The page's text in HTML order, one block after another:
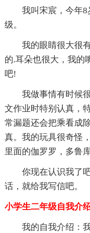
我叫宋宸，今年
级。
我的眼睛很大很
的.耳朵也很大，我的
吧!
我做事情有时候
文作业时特别认真，
常漏题还会把乘看成
真。我的玩具很奇怪
里面的伽罗罗，多鲁
你现在认识我了
话，就给我写信吧。
小学生二年级自我介
我的自我介绍：